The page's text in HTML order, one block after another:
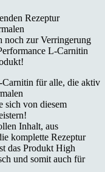
Rezeptur
noch zur Verringerung
L-Carnitin
für alle, die aktiv
sich von diesem
Inhalt, aus
komplette Rezeptur
das Produkt High
und somit auch für